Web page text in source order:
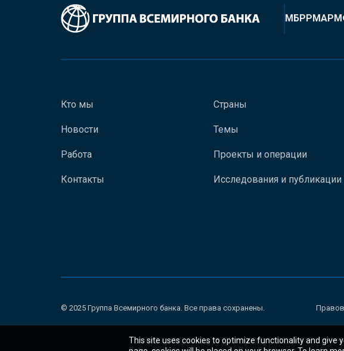
МБРРМАР
Кто мы
Новости
Работа
Контакты
Страны
Темы
Проекты и операции
Исследования и публикации
© 2025 Группа Всемирного банка. Все права сохранены.
This site uses cookies to optimize functionality and give